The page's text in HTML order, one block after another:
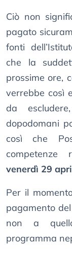
Ciò non
pagato
fonti
che la
prossime ore,
verrebbe così
da
dopodomani
così che
competenze
venerdì 29
Per il
pagamento
non a
programma